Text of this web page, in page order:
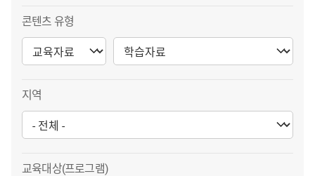
콘텐츠 유형
지역
교육대상(프로그램)